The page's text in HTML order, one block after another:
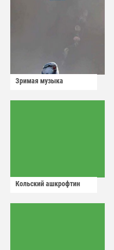
Зримая музыка
Кольский ашкрофтин